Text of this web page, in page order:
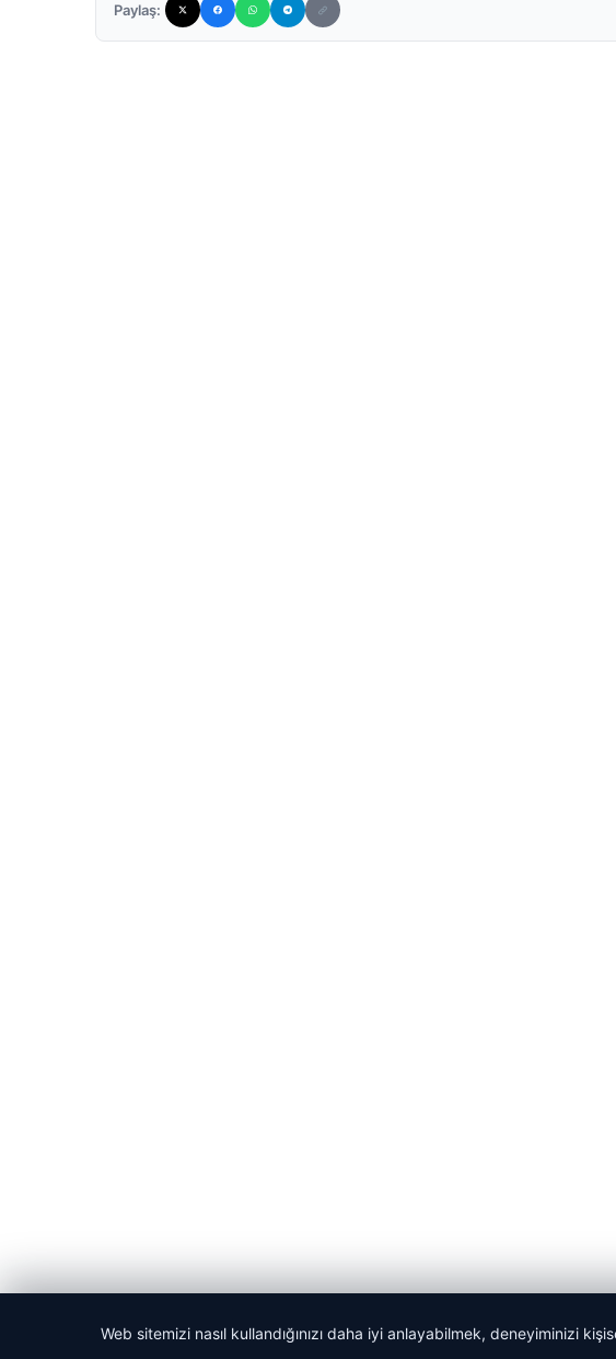
Paylaş:
© 2026 Güzel Haber – Güncel Haberler
Web sitemizi nasıl kullandığınızı daha iyi anlayabilmek, deneyiminizi